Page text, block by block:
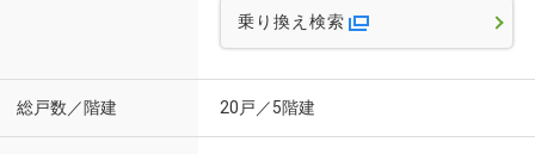
乗り換え検索
総戸数／階建 20戸／5階建